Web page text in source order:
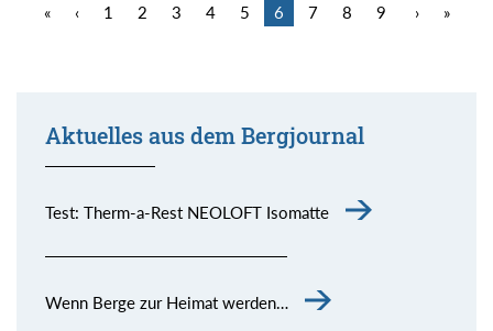
« ‹ 1 2 3 4 5 6 7 8 9 › »
Aktuelles aus dem Bergjournal
Test: Therm-a-Rest NEOLOFT Isomatte
Wenn Berge zur Heimat werden…